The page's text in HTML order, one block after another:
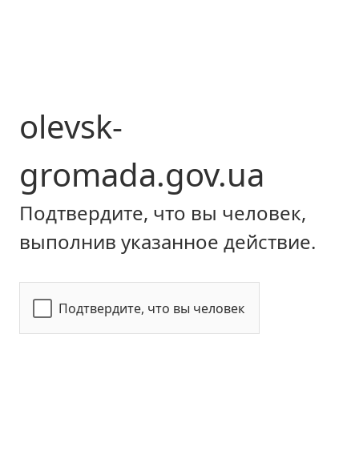
olevsk-
gromada.gov.ua
Подтвердите, что вы человек,
выполнив указанное действие.
Подтвердите, что вы человек